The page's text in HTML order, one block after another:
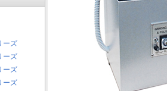
ーズ
ーズ
ーズ
ーズ